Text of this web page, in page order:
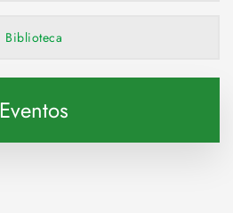
Biblioteca
Eventos